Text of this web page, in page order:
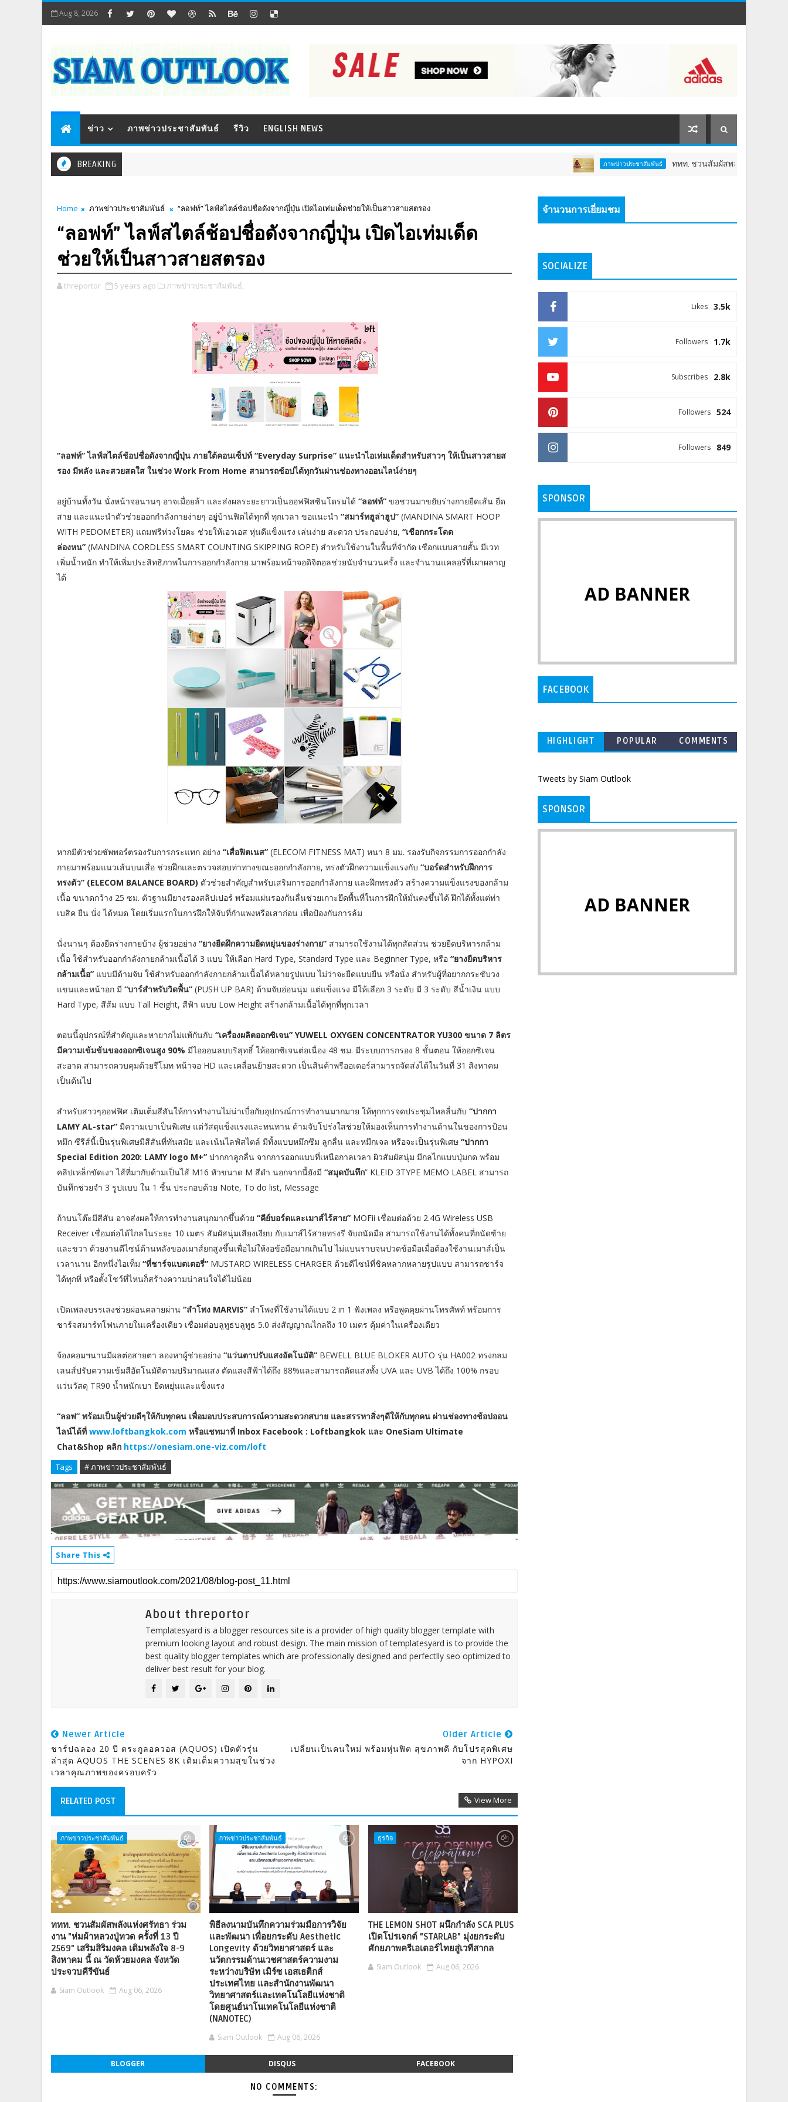
Aug 8, 2026
ข่าว ภาพข่าวประชาสัมพันธ์ รีวิว ENGLISH NEWS
BREAKING ภาพข่าวประชาสัมพันธ์ ททท. ชวนสัมผัสพลังแห่งศรัทธา ร่วมงาน
Home ภาพข่าวประชาสัมพันธ์ “ลอฟท์” ไลฟ์สไตล์ช้อปชื่อดังจากญี่ปุ่น เปิดไอเท่มเด็ดช่วยให้เป็นสาวสายสตรอง
“ลอฟท์” ไลฟ์สไตล์ช้อปชื่อดังจากญี่ปุ่น เปิดไอเท่มเด็ด
ช่วยให้เป็นสาวสายสตรอง
threportor 5 years ago ภาพข่าวประชาสัมพันธ์,
“ลอฟท์” ไลฟ์สไตล์ช้อปชื่อดังจากญี่ปุ่น ภายใต้คอนเซ็ปท์ “Everyday Surprise” แนะนำไอเท่มเด็ดสำหรับสาวๆ ให้เป็นสาวสายส
รอง มีพลัง และสวยสดใส ในช่วง Work From Home สามารถช้อปได้ทุกวันผ่านช่องทางออนไลน์ง่ายๆ
อยู่บ้านทั้งวัน นั่งหน้าจอนานๆ อาจเมื่อยล้า และส่งผลระยะยาวเป็นออฟฟิสซินโดรมได้ “ลอฟท์” ขอชวนมาขยับร่างกายยืดเส้น ยืด
สาย และแนะนำตัวช่วยออกกำลังกายง่ายๆ อยู่บ้านฟิตได้ทุกที่ ทุกเวลา ขอแนะนำ “สมาร์ทฮูล่าฮูป” (MANDINA SMART HOOP
WITH PEDOMETER) แถมฟรีห่วงโยคะ ช่วยให้เอวเอส หุ่นดีแข็งแรง เล่นง่าย สะดวก ประกอบง่าย, “เชือกกระโดด
ล่องหน” (MANDINA CORDLESS SMART COUNTING SKIPPING ROPE) สำหรับใช้งานในพื้นที่จำกัด เชือกแบบสายสั้น มีเวท
เพิ่มน้ำหนัก ทำให้เพิ่มประสิทธิภาพในการออกกำลังกาย มาพร้อมหน้าจอดิจิตอลช่วยนับจำนวนครั้ง และจำนวนแคลอรี่ที่เผาผลาญ
ได้
หากมีตัวช่วยซัพพอร์ตรองรับการกระแทก อย่าง “เสื่อฟิตเนส” (ELECOM FITNESS MAT) หนา 8 มม. รองรับกิจกรรมการออกกำลัง
กายมาพร้อมแนวเส้นบนเสื่อ ช่วยฝึกและตรวจสอบท่าทางขณะออกกำลังกาย, ทรงตัวฝึกความแข็งแรงกับ “บอร์ดสำหรับฝึกการ
ทรงตัว” (ELECOM BALANCE BOARD) ตัวช่วยสำคัญสำหรับเสริมการออกกำลังกาย และฝึกทรงตัว สร้างความแข็งแรงของกล้าม
เนื้อ ขนาดกว้าง 25 ซม. ตัวฐานมียางรองสลิปเปอร์ พร้อมแผ่นรองกันลื่นช่วยเกาะยึดพื้นที่ในการฝึกให้มั่นคงขึ้นได้ ฝึกได้ทั้งแต่ท่า
เบสิค ยืน นั่ง ได้หมด โดยเริ่มแรกในการฝึกให้จับที่กำแพงหรือเสาก่อน เพื่อป้องกันการล้ม
นั่งนานๆ ต้องยืดร่างกายบ้าง ผู้ช่วยอย่าง “ยางยืดฝึกความยืดหยุ่นของร่างกาย” สามารถใช้งานได้ทุกสัดส่วน ช่วยยืดบริหารกล้าม
เนื้อ ใช้สำหรับออกกำลังกายกล้ามเนื้อได้ 3 แบบ ให้เลือก Hard Type, Standard Type และ Beginner Type, หรือ “ยางยืดบริหาร
กล้ามเนื้อ” แบบมีด้ามจับ ใช้สำหรับออกกำลังกายกล้ามเนื้อได้หลายรูปแบบ ไม่ว่าจะยืดแบบยืน หรือนั่ง สำหรับผู้ที่อยากกระชับวง
แขนและหน้าอก มี “บาร์สำหรับวิดพื้น” (PUSH UP BAR) ด้ามจับอ่อนนุ่ม แต่แข็งแรง มีให้เลือก 3 ระดับ มี 3 ระดับ สีน้ำเงิน แบบ
Hard Type, สีส้ม แบบ Tall Height, สีฟ้า แบบ Low Height สร้างกล้ามเนื้อได้ทุกที่ทุกเวลา
ตอนนี้อุปกรณ์ที่สำคัญและหายากไม่แพ้กันกับ “เครื่องผลิตออกซิเจน” YUWELL OXYGEN CONCENTRATOR YU300 ขนาด 7 ลิตร
มีความเข้มข้นของออกซิเจนสูง 90% มีไอออนลบบริสุทธิ์ ให้ออกซิเจนต่อเนื่อง 48 ชม. มีระบบการกรอง 8 ขั้นตอน ให้ออกซิเจน
สะอาด สามารถควบคุมด้วยรีโมท หน้าจอ HD และเคลื่อนย้ายสะดวก เป็นสินค้าพรีออเดอร์สามารถจัดส่งได้ในวันที่ 31 สิงหาคม
เป็นต้นไป
สำหรับสาวๆออฟฟิศ เติมเต็มสีสันให้การทำงานไม่น่าเบื่อกับอุปกรณ์การทำงานมากมาย ให้ทุกการจดประชุมไหลลื่นกับ “ปากกา
LAMY AL-star” มีความเบาเป็นพิเศษ แต่วัสดุแข็งแรงและทนทาน ด้ามจับโปร่งใสช่วยให้มองเห็นการทำงานด้านในของการป้อน
หมึก ซีรีส์นี้เป็นรุ่นพิเศษมีสีสันที่ทันสมัย และเน้นไลฟ์สไตล์ มีทั้งแบบหมึกซึม ลูกลื่น และหมึกเจล หรือจะเป็นรุ่นพิเศษ “ปากกา
Special Edition 2020: LAMY logo M+” ปากกาลูกลื่น จากการออกแบบที่เหนือกาลเวลา ผิวสัมผัสนุ่ม มีกลไกแบบปุ่มกด พร้อม
คลิปเหล็กขัดเงา ไส้ที่มากับด้ามเป็นไส้ M16 หัวขนาด M สีดำ นอกจากนี้ยังมี “สมุดบันทึก” KLEID 3TYPE MEMO LABEL สามารถ
บันทึกช่วยจำ 3 รูปแบบ ใน 1 ชิ้น ประกอบด้วย Note, To do list, Message
ถ้าบนโต๊ะมีสีสัน อาจส่งผลให้การทำงานสนุกมากขึ้นด้วย “คีย์บอร์ดและเมาส์ไร้สาย” MOFii เชื่อมต่อด้วย 2.4G Wireless USB
Receiver เชื่อมต่อได้ไกลในระยะ 10 เมตร สัมผัสนุ่มเสียงเงียบ กับเมาส์ไร้สายทรงรี จับถนัดมือ สามารถใช้งานได้ทั้งคนที่ถนัดซ้าย
และขวา ด้วยงานดีไซน์ด้านหลังของเมาส์ยกสูงขึ้นเพื่อไม่ให้งอข้อมือมากเกินไป ไม่แบนราบจนปวดข้อมือเมื่อต้องใช้งานเมาส์เป็น
เวลานาน อีกหนึ่งไอเท็ม “ที่ชาร์จแบตเตอรี่” MUSTARD WIRELESS CHARGER ด้วยดีไซน์ที่ชิคหลากหลายรูปแบบ สามารถชาร์จ
ได้ทุกที่ หรือตั้งโชว์ที่ไหนก็สร้างความน่าสนใจได้ไม่น้อย
เปิดเพลงบรรเลงช่วยผ่อนคลายผ่าน “ลำโพง MARVIS” ลำโพงที่ใช้งานได้แบบ 2 in 1 ฟังเพลง หรือพูดคุยผ่านโทรศัพท์ พร้อมการ
ชาร์จสมาร์ทโฟนภายในเครื่องเดียว เชื่อมต่อบลูทูธบลูทูธ 5.0 ส่งสัญญาณไกลถึง 10 เมตร คุ้มค่าในเครื่องเดียว
จ้องคอมฯนานมีผลต่อสายตา ลองหาผู้ช่วยอย่าง “แว่นตาปรับแสงอัตโนมัติ” BEWELL BLUE BLOKER AUTO รุ่น HA002 ทรงกลม
เลนส์ปรับความเข้มสีอัตโนมัติตามปริมาณแสง ตัดแสงสีฟ้าได้ถึง 88%และสามารถตัดแสงทั้ง UVA และ UVB ได้ถึง 100% กรอบ
แว่นวัสดุ TR90 น้ำหนักเบา ยืดหยุ่นและแข็งแรง
“ลอฟ” พร้อมเป็นผู้ช่วยดีๆให้กับทุกคน เพื่อมอบประสบการณ์ความสะดวกสบาย และสรรหาสิ่งๆดีให้กับทุกคน ผ่านช่องทางช้อปออน
ไลน์ได้ที่ www.loftbangkok.com หรือแชทมาที่ Inbox Facebook : Loftbangkok และ OneSiam Ultimate
Chat&Shop คลิก https://onesiam.one-viz.com/loft
Tags # ภาพข่าวประชาสัมพันธ์
Share This
About threportor
Templatesyard is a blogger resources site is a provider of high quality blogger template with
premium looking layout and robust design. The main mission of templatesyard is to provide the
best quality blogger templates which are professionally designed and perfectlly seo optimized to
deliver best result for your blog.
Newer Article
ชาร์ปฉลอง 20 ปี ตระกูลอควอส (AQUOS) เปิดตัวรุ่น
ล่าสุด AQUOS THE SCENES 8K เติมเต็มความสุขในช่วง
เวลาคุณภาพของครอบครัว
Older Article
เปลี่ยนเป็นคนใหม่ พร้อมหุ่นฟิต สุขภาพดี กับโปรสุดพิเศษ
จาก HYPOXI
RELATED POST View More
ภาพข่าวประชาสัมพันธ์
ททท. ชวนสัมผัสพลังแห่งศรัทธา ร่วม
งาน "ห่มผ้าหลวงปู่ทวด ครั้งที่ 13 ปี
2569" เสริมสิริมงคล เติมพลังใจ 8-9
สิงหาคม นี้ ณ วัดห้วยมงคล จังหวัด
ประจวบคีรีขันธ์
Siam Outlook Aug 06, 2026
ภาพข่าวประชาสัมพันธ์
พิธีลงนามบันทึกความร่วมมือการวิจัย
และพัฒนา เพื่อยกระดับ Aesthetic
Longevity ด้วยวิทยาศาสตร์ และ
นวัตกรรมด้านเวชศาสตร์ความงาม
ระหว่างบริษัท เมิร์ซ เอสเธติกส์
ประเทศไทย และสำนักงานพัฒนา
วิทยาศาสตร์และเทคโนโลยีแห่งชาติ
โดยศูนย์นาโนเทคโนโลยีแห่งชาติ
(NANOTEC)
Siam Outlook Aug 06, 2026
ธุรกิจ
THE LEMON SHOT ผนึกกำลัง SCA PLUS
เปิดโปรเจกต์ "STARLAB" มุ่งยกระดับ
ศักยภาพครีเอเตอร์ไทยสู่เวทีสากล
Siam Outlook Aug 06, 2026
BLOGGER DISQUS FACEBOOK
NO COMMENTS:
จำนวนการเยี่ยมชม
SOCIALIZE
3.5k
Likes
1.7k
Followers
2.8k
Subscribes
524
Followers
849
Followers
SPONSOR
AD BANNER
FACEBOOK
HIGHLIGHT POPULAR COMMENTS
Tweets by Siam Outlook
SPONSOR
AD BANNER